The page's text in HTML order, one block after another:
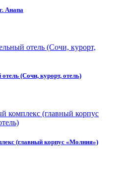
Анапа
(Сочи, курорт, отель)
(главный корпус «Молния»)